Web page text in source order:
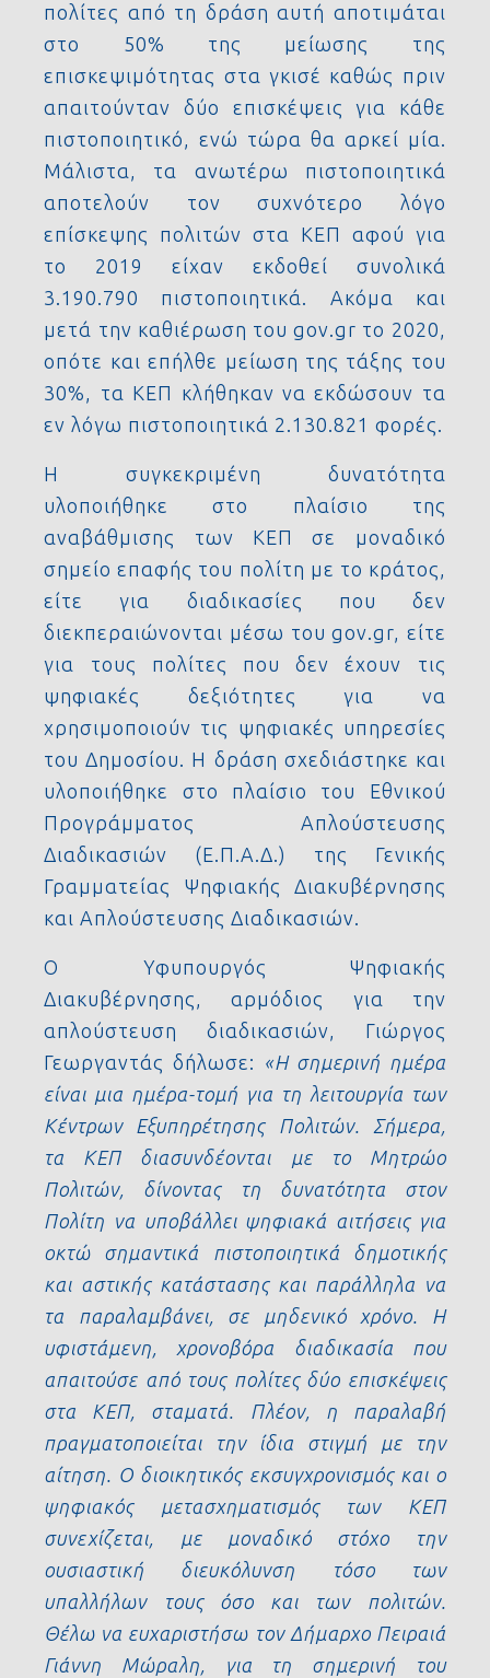
πολίτες από τη δράση αυτή αποτιμάται
στο 50% της μείωσης της
επισκεψιμότητας στα γκισέ καθώς πριν
απαιτούνταν δύο επισκέψεις για κάθε
πιστοποιητικό, ενώ τώρα θα αρκεί μία.
Μάλιστα, τα ανωτέρω πιστοποιητικά
αποτελούν τον συχνότερο λόγο
επίσκεψης πολιτών στα ΚΕΠ αφού για
το 2019 είχαν εκδοθεί συνολικά
3.190.790 πιστοποιητικά. Ακόμα και
μετά την καθιέρωση του gov.gr το 2020,
οπότε και επήλθε μείωση της τάξης του
30%, τα ΚΕΠ κλήθηκαν να εκδώσουν τα
εν λόγω πιστοποιητικά 2.130.821 φορές.
Η συγκεκριμένη δυνατότητα
υλοποιήθηκε στο πλαίσιο της
αναβάθμισης των ΚΕΠ σε μοναδικό
σημείο επαφής του πολίτη με το κράτος,
είτε για διαδικασίες που δεν
διεκπεραιώνονται μέσω του gov.gr, είτε
για τους πολίτες που δεν έχουν τις
ψηφιακές δεξιότητες για να
χρησιμοποιούν τις ψηφιακές υπηρεσίες
του Δημοσίου. Η δράση σχεδιάστηκε και
υλοποιήθηκε στο πλαίσιο του Εθνικού
Προγράμματος Απλούστευσης
Διαδικασιών (Ε.Π.Α.Δ.) της Γενικής
Γραμματείας Ψηφιακής Διακυβέρνησης
και Απλούστευσης Διαδικασιών.
Ο Υφυπουργός Ψηφιακής
Διακυβέρνησης, αρμόδιος για την
απλούστευση διαδικασιών, Γιώργος
Γεωργαντάς δήλωσε: «Η σημερινή ημέρα
είναι μια ημέρα-τομή για τη λειτουργία των
Κέντρων Εξυπηρέτησης Πολιτών. Σήμερα,
τα ΚΕΠ διασυνδέονται με το Μητρώο
Πολιτών, δίνοντας τη δυνατότητα στον
Πολίτη να υποβάλλει ψηφιακά αιτήσεις για
οκτώ σημαντικά πιστοποιητικά δημοτικής
και αστικής κατάστασης και παράλληλα να
τα παραλαμβάνει, σε μηδενικό χρόνο. Η
υφιστάμενη, χρονοβόρα διαδικασία που
απαιτούσε από τους πολίτες δύο επισκέψεις
στα ΚΕΠ, σταματά. Πλέον, η παραλαβή
πραγματοποιείται την ίδια στιγμή με την
αίτηση. Ο διοικητικός εκσυγχρονισμός και ο
ψηφιακός μετασχηματισμός των ΚΕΠ
συνεχίζεται, με μοναδικό στόχο την
ουσιαστική διευκόλυνση τόσο των
υπαλλήλων τους όσο και των πολιτών.
Θέλω να ευχαριστήσω τον Δήμαρχο Πειραιά
Γιάννη Μώραλη, για τη σημερινή του